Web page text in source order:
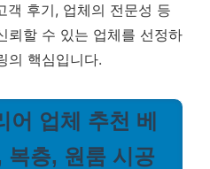
객 후기, 업체의 전문성 등
뢰할 수 있는 업체를 선정하
의 핵심입니다.
업체 추천 베
복층, 원룸 시공